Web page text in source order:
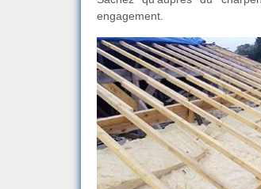
engagement.